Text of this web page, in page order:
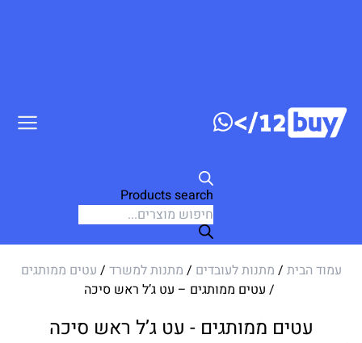
Products search
עמוד הבית / מתנות לעובדים / מתנות למשרד / עטים ממותגים
/ עטים ממותגים – עט ג’ל ראש סיכה
עטים ממותגים - עט ג’ל ראש סיכה